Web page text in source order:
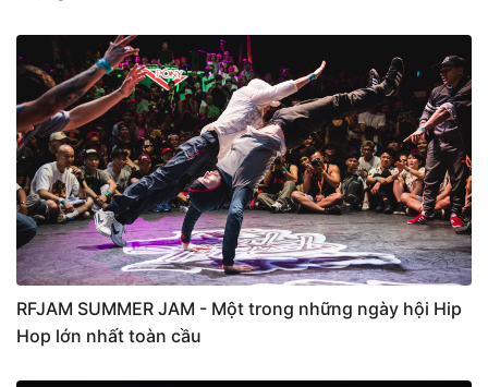
RFJAM SUMMER JAM - Một trong những ngày hội Hip
Hop lớn nhất toàn cầu